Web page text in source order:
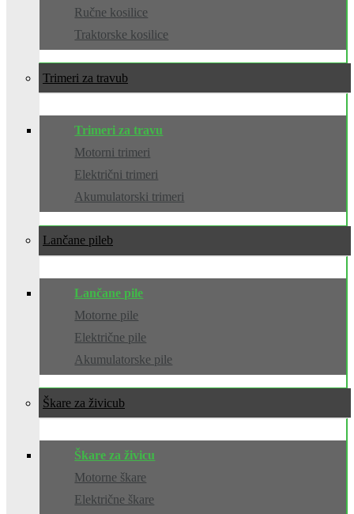
Ručne kosilice
Traktorske kosilice
Trimeri za travu
Trimeri za travu
Motorni trimeri
Električni trimeri
Akumulatorski trimeri
Lančane pile
Lančane pile
Motorne pile
Električne pile
Akumulatorske pile
Škare za živicu
Škare za živicu
Motorne škare
Električne škare